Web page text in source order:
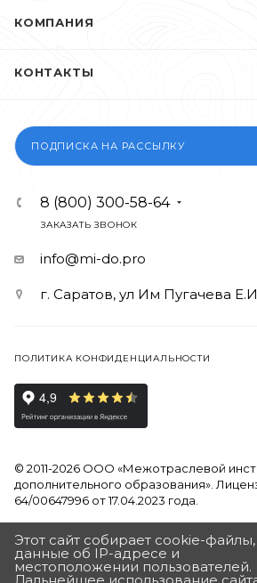
КОМПАНИЯ
КОНТАКТЫ
ПОДПИСКА НА РАССЫЛКУ
8 (800) 300-58-64
ЗАКАЗАТЬ ЗВОНОК
info@mi-do.pro
г. Саратов, ул Им Пугачева
ПОЛИТИКА КОНФИДЕНЦИАЛЬНОСТИ
© 2011-2026 ООО «Межотраслевой
дополнительного образования».
64/00647996 от 17.04.2023 года.
Продолжая использовать наш сайт,
обработку файлов Cookies и других
данных, в соответствии с
Этот сайт собирает cookie-файлы,
данные об IP-адресе и
местоположении пользователей.